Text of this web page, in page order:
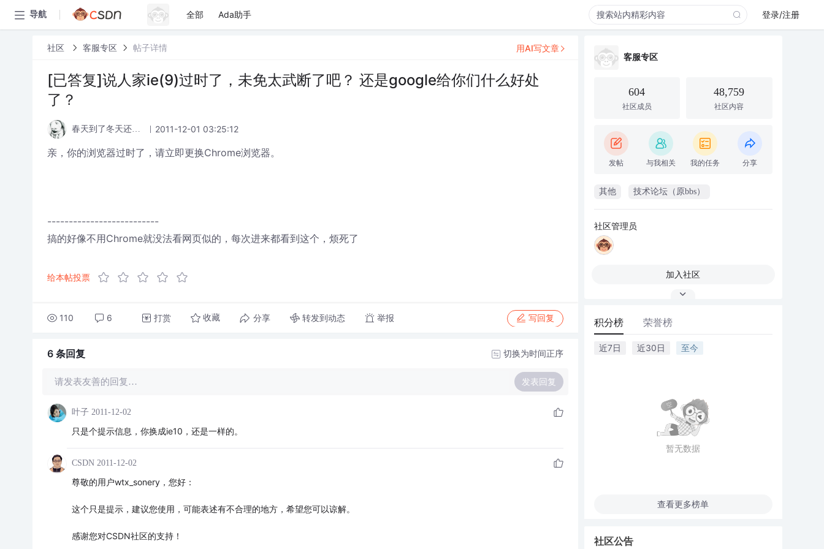
导航 全部 Ada助手 登录/注册
社区 客服专区 帖子详情
[已答复]说人家ie(9)过时了，未免太武断了吧？ 还是google给你们什么好处
了？
春天到了冬天还远吗 2011-12-01 03:25:12
亲，你的浏览器过时了，请立即更换Chrome浏览器。
--------------------------
搞的好像不用Chrome就没法看网页似的，每次进来都看到这个，烦死了
给本帖投票
110 6 打赏 收藏 分享 转发到动态 举报 写回复
用AI写文章
6 条回复 切换为时间正序
请发表友善的回复… 发表回复
叶子 2011-12-02
只是个提示信息，你换成ie10，还是一样的。
CSDN 2011-12-02
尊敬的用户wtx_sonery，您好：
这个只是提示，建议您使用，可能表述有不合理的地方，希望您可以谅解。
感谢您对CSDN社区的支持！
客服专区
604
社区成员
48,759
社区内容
发帖 与我相关 我的任务 分享
其他 技术论坛（原bbs）
社区管理员
加入社区
积分榜 荣誉榜
近7日 近30日 至今
暂无数据
查看更多榜单
社区公告